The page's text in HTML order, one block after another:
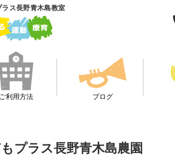
ス長野青木島教室
ご利用方法 ブログ
プラス長野青木島農園